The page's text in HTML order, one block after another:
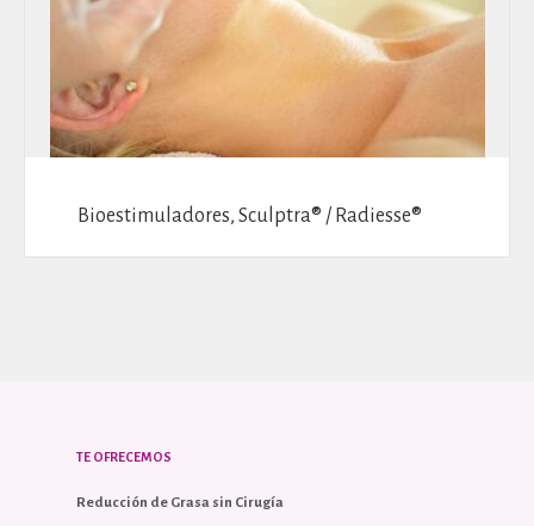
Bioestimuladores, Sculptra® / Radiesse®
TE OFRECEMOS
Reducción de Grasa sin Cirugía